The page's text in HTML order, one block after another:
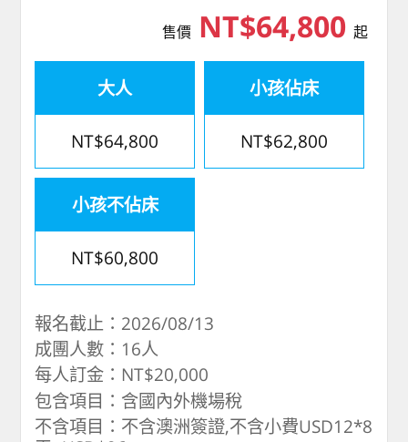
售價NT$64,800 起
大人
NT$64,800
小孩佔床
NT$62,800
小孩不佔床
NT$60,800
報名截止：2026/08/13
成團人數：16人
每人訂金：NT$20,000
包含項目：含國內外機場稅
不含項目：不含澳洲簽證,不含小費USD12*8